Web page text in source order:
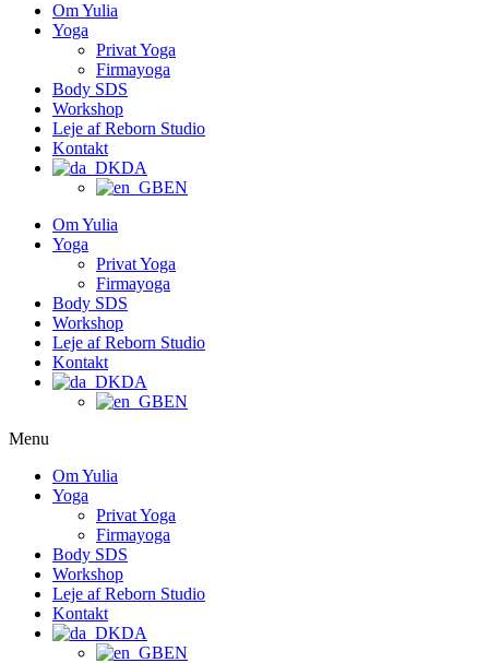
Om Yulia
Yoga
Privat Yoga
Firmayoga
Body SDS
Workshop
Leje af Reborn Studio
Kontakt
DA
EN
Om Yulia
Yoga
Privat Yoga
Firmayoga
Body SDS
Workshop
Leje af Reborn Studio
Kontakt
DA
EN
Menu
Om Yulia
Yoga
Privat Yoga
Firmayoga
Body SDS
Workshop
Leje af Reborn Studio
Kontakt
DA
EN